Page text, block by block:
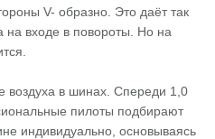
V- образно. Это даёт так
входе в повороты. Но на
воздуха в шинах. Спереди 1,0
пилоты подбирают
индивидуально, основываясь